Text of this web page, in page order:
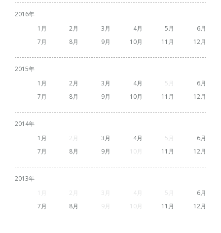
2016
1
2 3 4 5
6
7
8 9 10 11 12
2015
1
2 3 4 5
6
7
8 9 10 11 12
2014
1
2 3 4 5
6
7
8 9 10 11 12
2013
1
2 3 4 5
6
7
8 9 10 11 12